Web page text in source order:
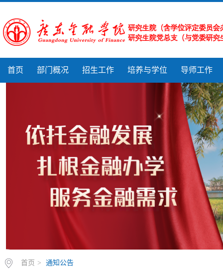
首页 部门概况 招生工作 培养与学位 导师工作
首页 > 通知公告